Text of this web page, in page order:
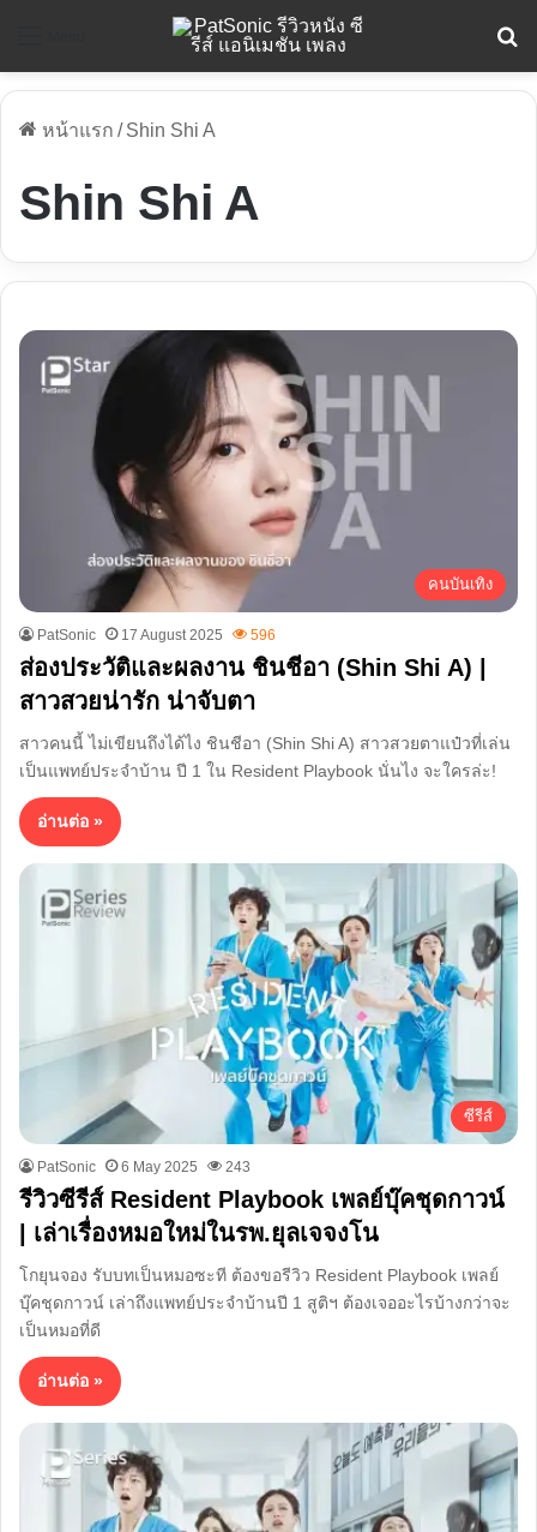
หน้าแรก / Shin Shi A
Shin Shi A
คนบันเทิง
PatSonic 17 August 2025 596
ส่องประวัติและผลงาน ชินชีอา (Shin Shi A) |
สาวสวยน่ารัก น่าจับตา
สาวคนนี้ ไม่เขียนถึงได้ไง ชินชีอา (Shin Shi A) สาวสวยตาแป๋วที่เล่น
เป็นแพทย์ประจำบ้าน ปี 1 ใน Resident Playbook นั่นไง จะใครล่ะ!
อ่านต่อ »
ซีรีส์
PatSonic 6 May 2025 243
รีวิวซีรีส์ Resident Playbook เพลย์บุ๊คชุดกาวน์
| เล่าเรื่องหมอใหม่ในรพ.ยุลเจจงโน
โกยุนจอง รับบทเป็นหมอซะที ต้องขอรีวิว Resident Playbook เพลย์
บุ๊คชุดกาวน์ เล่าถึงแพทย์ประจำบ้านปี 1 สูติฯ ต้องเจออะไรบ้างกว่าจะ
เป็นหมอที่ดี
อ่านต่อ »